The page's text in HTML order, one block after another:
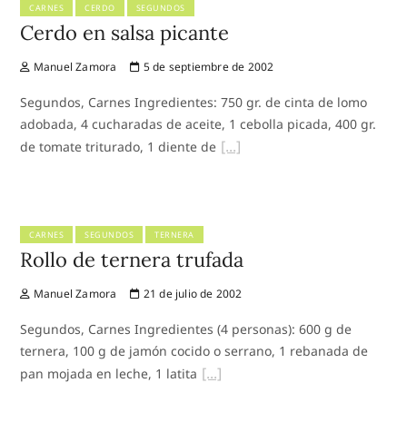
CARNES CERDO SEGUNDOS
Cerdo en salsa picante
Manuel Zamora 5 de septiembre de 2002
Segundos, Carnes Ingredientes: 750 gr. de cinta de lomo
adobada, 4 cucharadas de aceite, 1 cebolla picada, 400 gr.
de tomate triturado, 1 diente de
CARNES SEGUNDOS TERNERA
Rollo de ternera trufada
Manuel Zamora 21 de julio de 2002
Segundos, Carnes Ingredientes (4 personas): 600 g de
ternera, 100 g de jamón cocido o serrano, 1 rebanada de
pan mojada en leche, 1 latita